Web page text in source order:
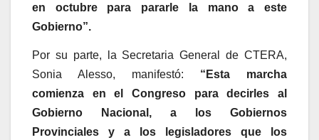
en octubre para pararle la mano a este
Gobierno”.
Por su parte, la Secretaria General de CTERA,
Sonia Alesso, manifestó: “Esta marcha
comienza en el Congreso para decirles al
Gobierno Nacional, a los Gobiernos
Provinciales y a los legisladores que los